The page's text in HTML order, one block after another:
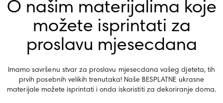
O našim materijalima koje
možete isprintati za
proslavu mjesecdana
Imamo savršenu stvar za proslavu mjesecdana vašeg djeteta, tih
prvih posebnih velikih trenutaka! Naše BESPLATNE ukrasne
materijale možete isprintati i onda iskoristiti za dekoriranje doma.